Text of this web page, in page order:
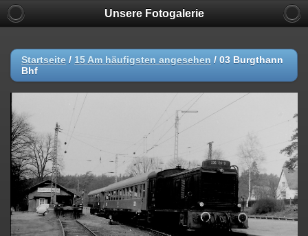
Unsere Fotogalerie
Startseite / 15 Am häufigsten angesehen / 03 Burgthann
Bhf